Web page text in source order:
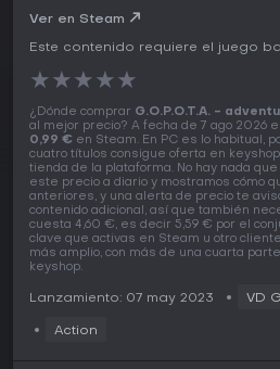
Ver en Steam
Este contenido requiere el juego
★★★★★
¿Dónde comprar G.O.P.O.T.A. -
al mejor precio? A fecha de 7 ago 2026
0,99 € en Steam. En PC es lo habitual,
cuatro títulos consigue oferta en
tienda de la plataforma. No hay nada
este precio a diario y mostramos cómo
anteriores, y una alerta de precio te
contenido adicional, así que también
cuesta 4,60 €, es decir 5,59 € por el
clave que activas en Steam u otro
más amplio, con más de una cuarta
keyshop.
Lanzamiento: 07 may 2023 VD
Action